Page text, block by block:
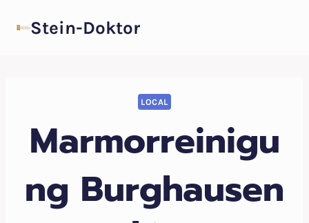
InhaltStein-Doktor
LOCAL
Marmorreinigu
ng Burghausen